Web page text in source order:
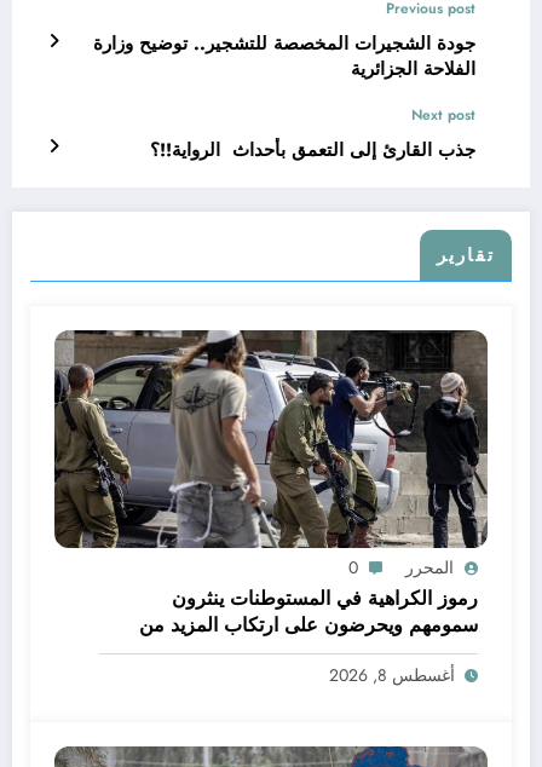
Previous post
جودة الشجيرات المخصصة للتشجير.. توضيح وزارة
الفلاحة الجزائرية
Next post
جذب القارئ إلى التعمق بأحداث الرواية!!؟
تقارير
المحرر 0
رموز الكراهية في المستوطنات ينثرون
سمومهم ويحرضون على ارتكاب المزيد من
الجرائم
أغسطس 8, 2026